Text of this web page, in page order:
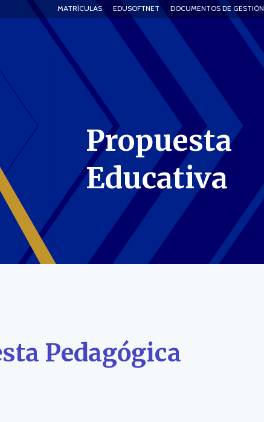
MATRÍCULAS EDUSOFTNET DOCUMENTOS DE GESTIÓN
Propuesta
Educativa
Pedagógica